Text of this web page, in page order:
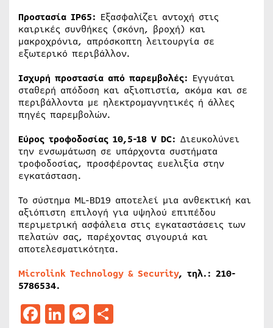
Προστασία IP65: Εξασφαλίζει αντοχή στις
καιρικές συνθήκες (σκόνη, βροχή) και
μακροχρόνια, απρόσκοπτη λειτουργία σε
εξωτερικό περιβάλλον.
Ισχυρή προστασία από παρεμβολές: Εγγυάται
σταθερή απόδοση και αξιοπιστία, ακόμα και σε
περιβάλλοντα με ηλεκτρομαγνητικές ή άλλες
πηγές παρεμβολών.
Εύρος τροφοδοσίας 10,5-18 V DC: Διευκολύνει
την ενσωμάτωση σε υπάρχοντα συστήματα
τροφοδοσίας, προσφέροντας ευελιξία στην
εγκατάσταση.
Το σύστημα ML-BD19 αποτελεί μια ανθεκτική και
αξιόπιστη επιλογή για υψηλού επιπέδου
περιμετρική ασφάλεια στις εγκαταστάσεις των
πελατών σας, παρέχοντας σιγουριά και
αποτελεσματικότητα.
Microlink Technology & Security, τηλ.: 210-
5786534.
Facebook
LinkedIn
Messenger